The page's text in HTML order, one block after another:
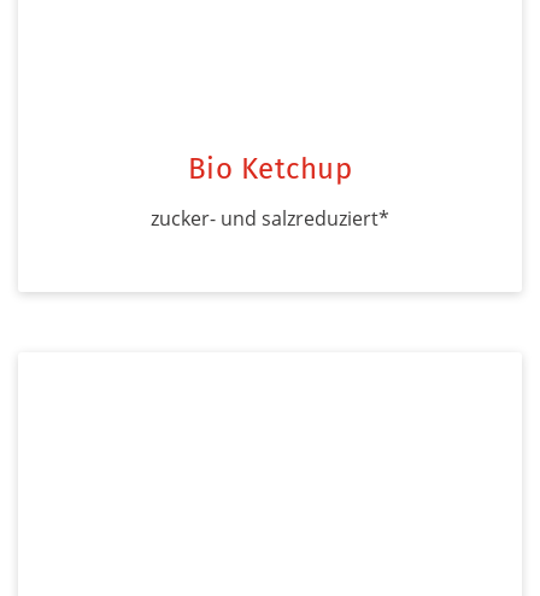
Bio Ketchup
zucker- und salzreduziert*